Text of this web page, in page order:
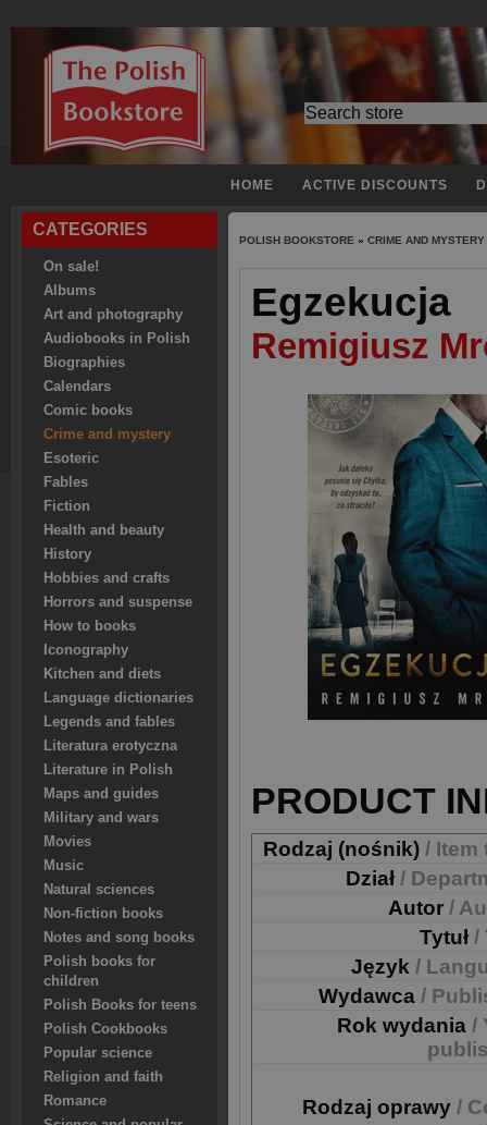
HOME ACTIVE DISCOUNTS
CATEGORIES
On sale!
Albums
Art and photography
Audiobooks in Polish
Biographies
Calendars
Comic books
Crime and mystery
Esoteric
Fables
Fiction
Health and beauty
History
Hobbies and crafts
Horrors and suspense
How to books
Iconography
Kitchen and diets
Language dictionaries
Legends and fables
Literatura erotyczna
Literature in Polish
Maps and guides
Military and wars
Movies
Music
Natural sciences
Non-fiction books
Notes and song books
Polish books for
children
Polish Books for teens
Polish Cookbooks
Popular science
Religion and faith
Romance
POLISH BOOKSTORE » CRIME AND MYSTERY
Egzekucja
Remigiusz
PRODUCT
Rodzaj (nośnik) / Item
Dział /
Autor /
Tytuł /
Język /
Wydawca /
Rok wydania /
Rodzaj oprawy /